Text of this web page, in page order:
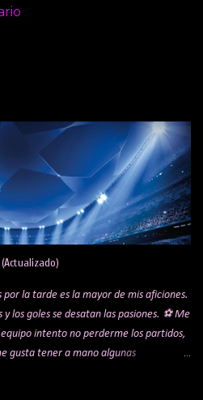
la tarde es la mayor de mis aficiones.
los goles se desatan las pasiones. ⚽ Me
intento no perderme los partidos,
gusta tener a mano algunas